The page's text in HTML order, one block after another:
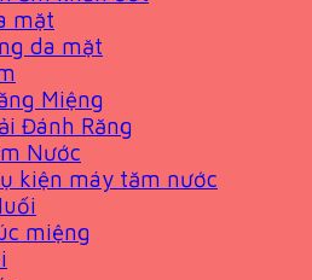
mặt
da mặt
Miệng
Đánh Răng
Nước
kiện máy tăm nước
miệng